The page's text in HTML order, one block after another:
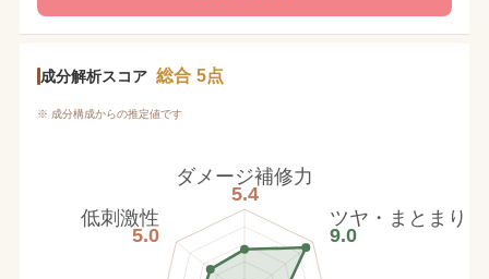
成分解析スコア 総合 5点
※ 成分構成からの推定値です
ダメージ補修力
5.4
ツヤ・まとまり
9.0
低刺激性
5.0